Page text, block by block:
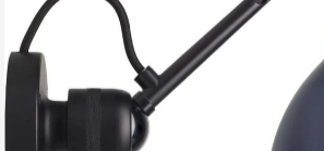
gallerij